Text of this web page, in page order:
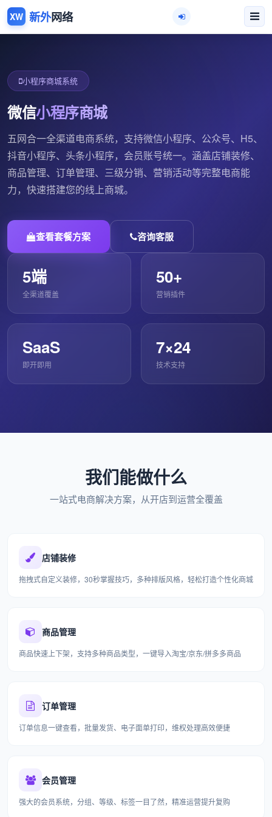
XW 新外网络
小程序商城系统
微信小程序商城
五网合一全渠道电商系统，支持微信小程序、公众号、H5、
抖音小程序、头条小程序，会员账号统一。涵盖店铺装修、
商品管理、订单管理、三级分销、营销活动等完整电商能
力，快速搭建您的线上商城。
查看套餐方案 咨询客服
5端
全渠道覆盖
50+
营销插件
SaaS
即开即用
7×24
技术支持
我们能做什么
一站式电商解决方案，从开店到运营全覆盖
店铺装修
拖拽式自定义装修，30秒掌握技巧，多种排版风格，轻松打造个性化商城
商品管理
商品快速上下架，支持多种商品类型，一键导入淘宝/京东/拼多多商品
订单管理
订单信息一键查看，批量发货、电子面单打印，维权处理高效便捷
会员管理
强大的会员系统，分组、等级、标签一目了然，精准运营提升复购